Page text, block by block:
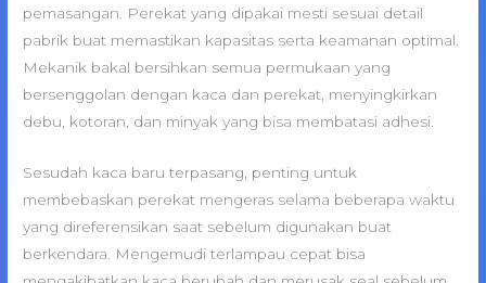
pemasangan. Perekat yang dipakai mesti sesuai detail
pabrik buat memastikan kapasitas serta keamanan optimal.
Mekanik bakal bersihkan semua permukaan yang
bersenggolan dengan kaca dan perekat, menyingkirkan
debu, kotoran, dan minyak yang bisa membatasi adhesi.
Sesudah kaca baru terpasang, penting untuk
membebaskan perekat mengeras selama beberapa waktu
yang direferensikan saat sebelum digunakan buat
berkendara. Mengemudi terlampau cepat bisa